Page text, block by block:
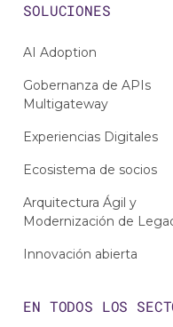
SOLUCIONES
AI Adoption
Gobernanza de APIs
Multigateway
Experiencias Digitales
Ecosistema de socios
Arquitectura Ágil y
Modernización de
Innovación abierta
EN TODOS LOS